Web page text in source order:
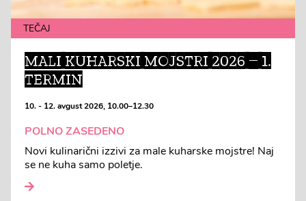
TEČAJ
MALI KUHARSKI MOJSTRI 2026 – 1.
TERMIN
10. - 12. avgust 2026, 10.00–12.30
POLNO ZASEDENO
Novi kulinarični izzivi za male kuharske mojstre! Naj
se ne kuha samo poletje.